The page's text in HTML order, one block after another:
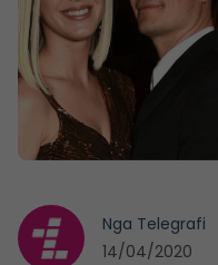
Nga Telegrafi
14/04/2020